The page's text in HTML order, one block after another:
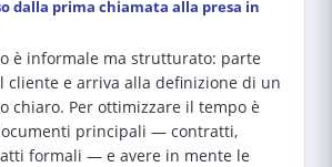
dalla prima chiamata alla presa in
è informale ma strutturato: parte
cliente e arriva alla definizione di un
chiaro. Per ottimizzare il tempo è
principali — contratti,
formali — e avere in mente le